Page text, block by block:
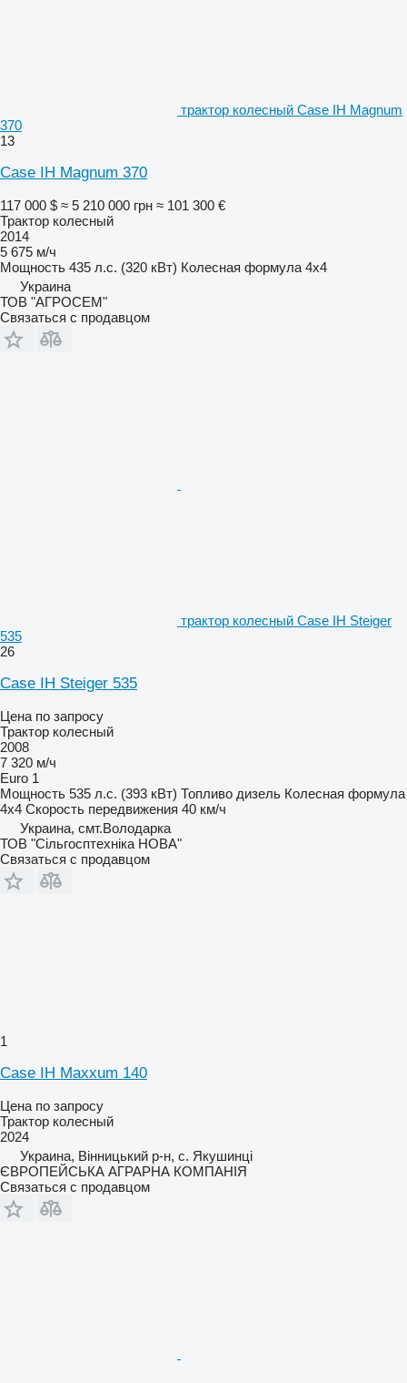
трактор колесный Case IH Magnum
370
13
Case IH Magnum 370
117 000 $ ≈ 5 210 000 грн ≈ 101 300 €
Трактор колесный
2014
5 675 м/ч
Мощность 435 л.с. (320 кВт) Колесная формула 4x4
Украина
ТОВ "АГРОСЕМ"
Связаться с продавцом
трактор колесный Case IH Steiger
535
26
Case IH Steiger 535
Цена по запросу
Трактор колесный
2008
7 320 м/ч
Euro 1
Мощность 535 л.с. (393 кВт) Топливо дизель Колесная формула
4x4 Скорость передвижения 40 км/ч
Украина, смт.Володарка
ТОВ "Сiльгосптехнiка НОВА"
Связаться с продавцом
1
Case IH Maxxum 140
Цена по запросу
Трактор колесный
2024
Украина, Вінницький р-н, с. Якушинці
ЄВРОПЕЙСЬКА АГРАРНА КОМПАНІЯ
Связаться с продавцом